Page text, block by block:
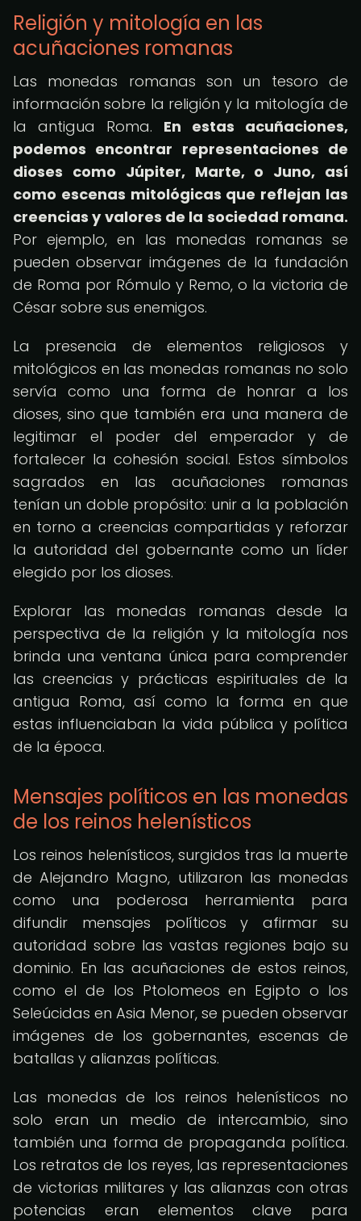
Religión y mitología en las
acuñaciones romanas
Las monedas romanas son un tesoro de
información sobre la religión y la mitología de
la antigua Roma. En estas acuñaciones,
podemos encontrar representaciones de
dioses como Júpiter, Marte, o Juno, así
como escenas mitológicas que reflejan las
creencias y valores de la sociedad romana.
Por ejemplo, en las monedas romanas se
pueden observar imágenes de la fundación
de Roma por Rómulo y Remo, o la victoria de
César sobre sus enemigos.
La presencia de elementos religiosos y
mitológicos en las monedas romanas no solo
servía como una forma de honrar a los
dioses, sino que también era una manera de
legitimar el poder del emperador y de
fortalecer la cohesión social. Estos símbolos
sagrados en las acuñaciones romanas
tenían un doble propósito: unir a la población
en torno a creencias compartidas y reforzar
la autoridad del gobernante como un líder
elegido por los dioses.
Explorar las monedas romanas desde la
perspectiva de la religión y la mitología nos
brinda una ventana única para comprender
las creencias y prácticas espirituales de la
antigua Roma, así como la forma en que
estas influenciaban la vida pública y política
de la época.
Mensajes políticos en las monedas
de los reinos helenísticos
Los reinos helenísticos, surgidos tras la muerte
de Alejandro Magno, utilizaron las monedas
como una poderosa herramienta para
difundir mensajes políticos y afirmar su
autoridad sobre las vastas regiones bajo su
dominio. En las acuñaciones de estos reinos,
como el de los Ptolomeos en Egipto o los
Seleúcidas en Asia Menor, se pueden observar
imágenes de los gobernantes, escenas de
batallas y alianzas políticas.
Las monedas de los reinos helenísticos no
solo eran un medio de intercambio, sino
también una forma de propaganda política.
Los retratos de los reyes, las representaciones
de victorias militares y las alianzas con otras
potencias eran elementos clave para